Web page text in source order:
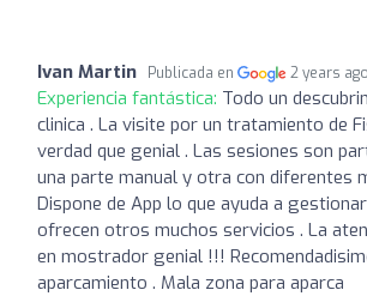
Ivan Martin Publicada en 2 years ago
Experiencia fantástica: Todo un
clinica . La visite por un tratamiento de
verdad que genial . Las sesiones son
una parte manual y otra con diferentes
Dispone de App lo que ayuda a
ofrecen otros muchos servicios . La
en mostrador genial !!!
aparcamiento . Mala zona para aparca